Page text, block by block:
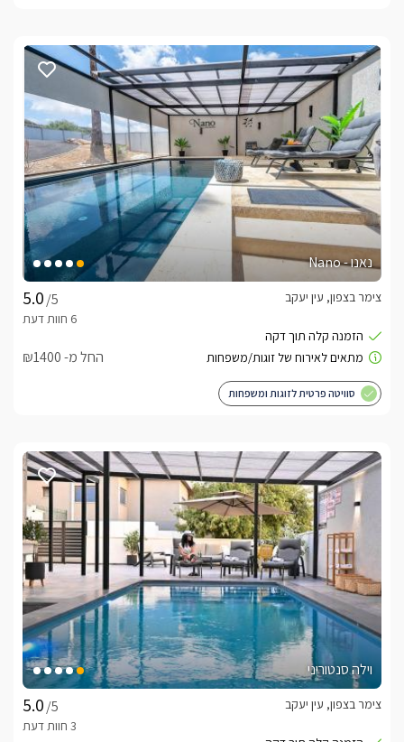
נאנו - Nano
/5
צימר בצפון, עין יעקב
החל מ- ₪1400
סוויטה פרטית לזוגות ומשפחות
וילה סנטוריני
/5
צימר בצפון, עין יעקב